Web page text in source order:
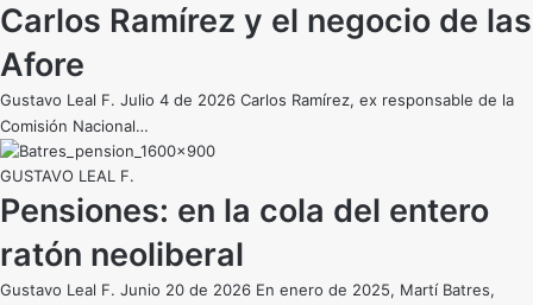
Carlos Ramírez y el negocio de las
Afore
Gustavo Leal F. Julio 4 de 2026 Carlos Ramírez, ex responsable de la
Comisión Nacional…
GUSTAVO LEAL F.
Pensiones: en la cola del entero
ratón neoliberal
Gustavo Leal F. Junio 20 de 2026 En enero de 2025, Martí Batres,